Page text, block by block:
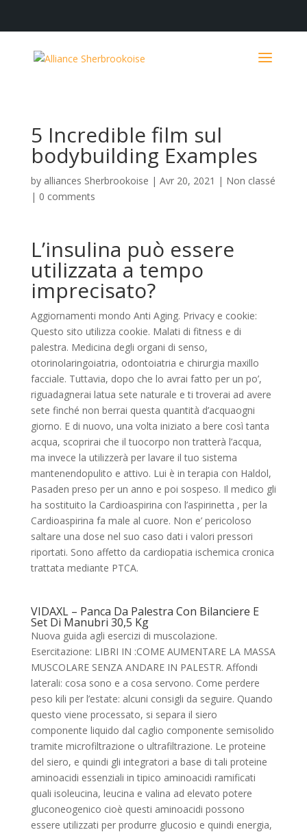
5 Incredible film sul
bodybuilding Examples
by alliances Sherbrookoise | Avr 20, 2021 | Non classé
| 0 comments
L’insulina può essere
utilizzata a tempo
imprecisato?
Aggiornamenti mondo Anti Aging. Privacy e cookie:
Questo sito utilizza cookie. Malati di fitness e di
palestra. Medicina degli organi di senso,
otorinolaringoiatria, odontoiatria e chirurgia maxillo
facciale. Tuttavia, dopo che lo avrai fatto per un po’,
riguadagnerai latua sete naturale e ti troverai ad avere
sete finché non berrai questa quantità d’acquaogni
giorno. E di nuovo, una volta iniziato a bere così tanta
acqua, scoprirai che il tuocorpo non tratterà l’acqua,
ma invece la utilizzerà per lavare il tuo sistema
mantenendopulito e attivo. Lui è in terapia con Haldol,
Pasaden preso per un anno e poi sospeso. Il medico gli
ha sostituito la Cardioaspirina con l’aspirinetta , per la
Cardioaspirina fa male al cuore. Non e’ pericoloso
saltare una dose nel suo caso dati i valori pressori
riportati. Sono affetto da cardiopatia ischemica cronica
trattata mediante PTCA.
VIDAXL – Panca Da Palestra Con Bilanciere E
Set Di Manubri 30,5 Kg
Nuova guida agli esercizi di muscolazione.
Esercitazione: LIBRI IN :COME AUMENTARE LA MASSA
MUSCOLARE SENZA ANDARE IN PALESTR. Affondi
laterali: cosa sono e a cosa servono. Come perdere
peso kili per l’estate: alcuni consigli da seguire. Quando
questo viene processato, si separa il siero
componente liquido dal caglio componente semisolido
tramite microfiltrazione o ultrafiltrazione. Le proteine
del siero, e quindi gli integratori a base di tali proteine
aminoacidi essenziali in tipico aminoacidi ramificati
quali isoleucina, leucina e valina ad elevato potere
gluconeogenico cioè questi aminoacidi possono
essere utilizzati per produrre glucosio e quindi energia,